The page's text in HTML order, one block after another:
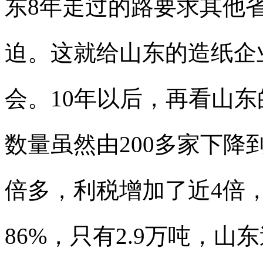
东8年走过的路要求其他
迫。这就给山东的造纸
会。10年以后，再看山
数量虽然由200多家下降
倍多，利税增加了近4倍
86%，只有2.9万吨，山